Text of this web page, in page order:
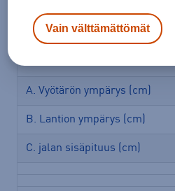
Pearl Izumi vaatteet- Naiset
A. Vyötärön ympärys (cm)
B. Lantion ympärys (cm)
C. jalan sisäpituus (cm)
Vain välttämättömät